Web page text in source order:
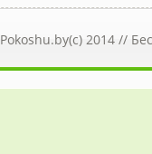
Pokoshu.by(c) 2014 //